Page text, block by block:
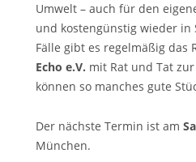
Umwelt – auch für den
und kostengünstig wieder in
Fälle gibt es regelmäßig das
Echo e.V. mit Rat und Tat
können so manches gute
Der nächste Termin ist am
München.